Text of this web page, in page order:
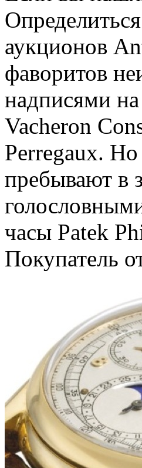
аукционов
фаворитов
надписями
Vacheron
Perregaux.
пребывают в
часы Patek
Покупатель